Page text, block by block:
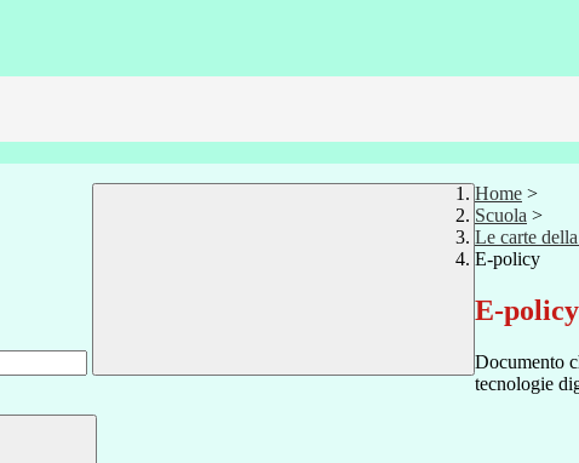
Home >
Scuola >
Le carte
E-policy
E-policy
Documento
tecnologie